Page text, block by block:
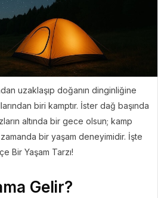
uzaklaşıp doğanın dinginliğine
biri kamptır. İster dağ başında
altında bir gece olsun; kamp
bir yaşam deneyimidir. İşte
Bir Yaşam Tarzı!
Gelir?